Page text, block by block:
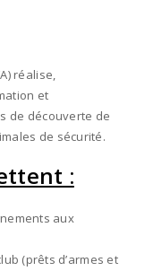
réalise,
et
de découverte de
de sécurité.
:
aux
(prêts d’armes et